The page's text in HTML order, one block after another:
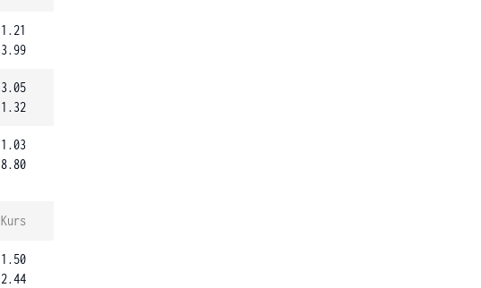
1.21
3.99
3.05
1.32
1.03
8.80
Kurs
1.50
2.44